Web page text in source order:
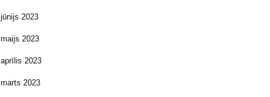
jūnijs 2023
maijs 2023
aprīlis 2023
marts 2023